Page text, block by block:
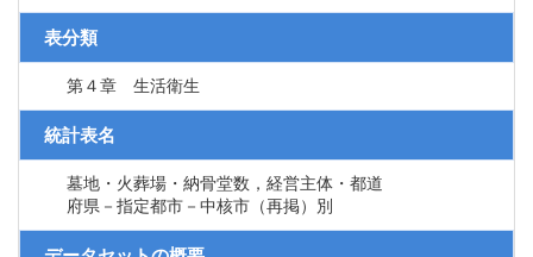
表分類
第４章 生活衛生
統計表名
墓地・火葬場・納骨堂数，経営主体・都道
府県－指定都市－中核市（再掲）別